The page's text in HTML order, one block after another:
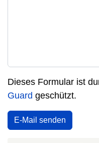
Dieses Formular ist
Guard geschützt.
E-Mail senden